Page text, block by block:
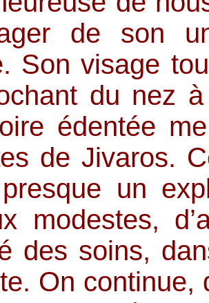
de son
Son visage
du nez
édentée
de Jivaros.
presque un
modestes,
des soins,
On continue,